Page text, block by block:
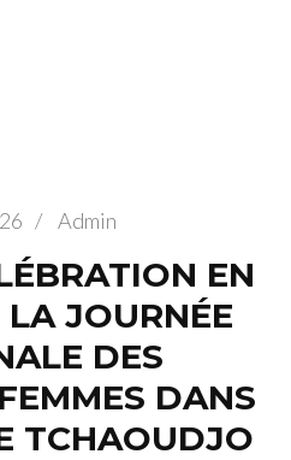
/ Admin
EN
LA JOURNÉE
DES
DANS
TCHAOUDJO